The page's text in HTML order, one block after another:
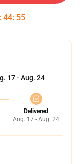
: 44: 55
17 - Aug. 24
Delivered
Aug. 17 - Aug. 24